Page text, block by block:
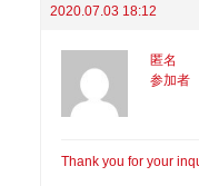
2020.07.03 18:12
匿名
参加者
Thank you for your